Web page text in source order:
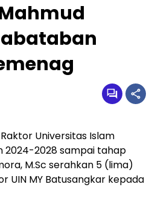
Universitas Islam
2024-2028 sampai tahap
M.Sc serahkan 5 (lima)
UIN MY Batusangkar kepada